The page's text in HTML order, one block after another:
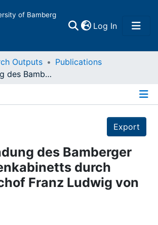
of Bamberg
Log In(current)
Outputs
Publications
Zur Gründung des Bamberger Naturalienkabinetts durch Fürstbischof Franz Ludwig von Erthal
Export
des Bamberger
durch
Franz Ludwig von